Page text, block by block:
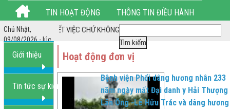
TIN HOẠT ĐỘNG THÔNG TIN ĐIỀU HÀNH
THỦ TỤC HÀNH CHÍNH HÌNH ẢNH HOẠT ĐỘNG
LIÊN HỆ
Chủ Nhật,
09/08/2026 - lúc
2:43:42 AM
*** LÀM HẾT VIỆC CHỨ KHÔNG LÀM HẾT GIỜ ***
Giới thiệu
Tin tức sự kiện
Hoạt động đơn vị
Bệnh viện Phổi dâng hương nhân 233
năm ngày mất Đại danh y Hải Thượng
Lãn Ông -Lê Hữu Trác và dâng hương